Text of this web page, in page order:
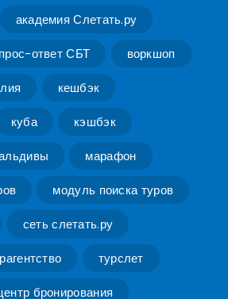
академия Слетать.ру
ответ СБТ воркшоп
кешбэк
куба кэшбэк
марафон
модуль поиска туров
сеть слетать.ру
турслет
бронирования